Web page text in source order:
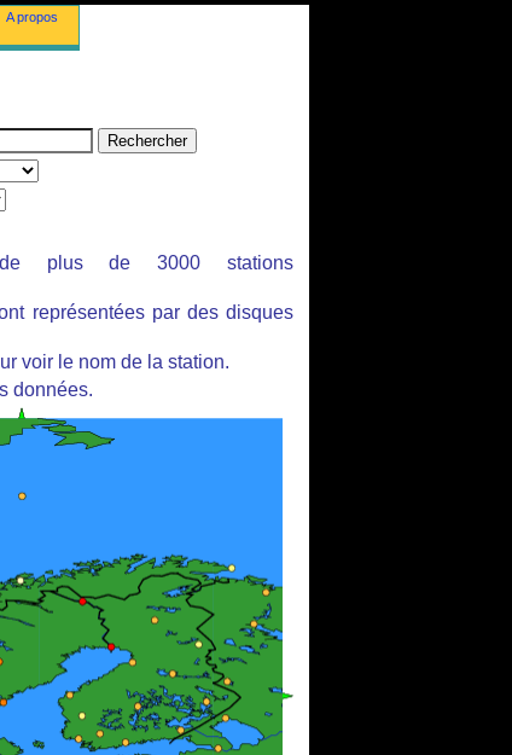
A propos
de plus de 3000 stations
représentées par des disques
voir le nom de la station.
données.